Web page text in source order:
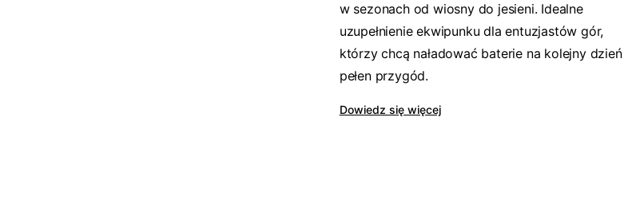
w sezonach od wiosny do jesieni. Idealne
uzupełnienie ekwipunku dla entuzjastów gór,
którzy chcą naładować baterie na kolejny dzień
pełen przygód.
Dowiedz się więcej